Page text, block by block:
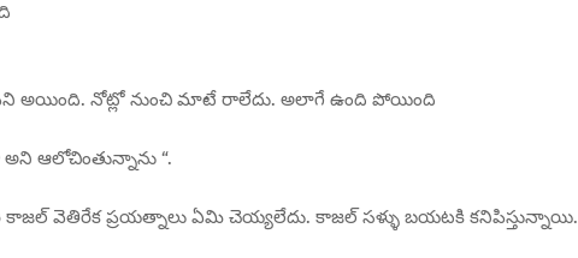
అయింది. నోట్లో నుంచి మాటే రాలేదు. అలాగే ఉంది పోయింది
ఆలోచింతున్నాను “.
వెతిరేక ప్రయత్నాలు ఏమి చెయ్యలేదు. కాజల్ సళ్ళు బయటకి కనిపిస్తున్నాయి.